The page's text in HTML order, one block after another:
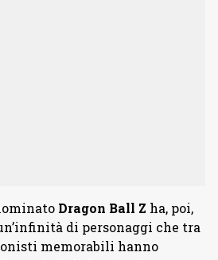
Dragon Ball Z ha, poi,
di personaggi che tra
memorabili hanno